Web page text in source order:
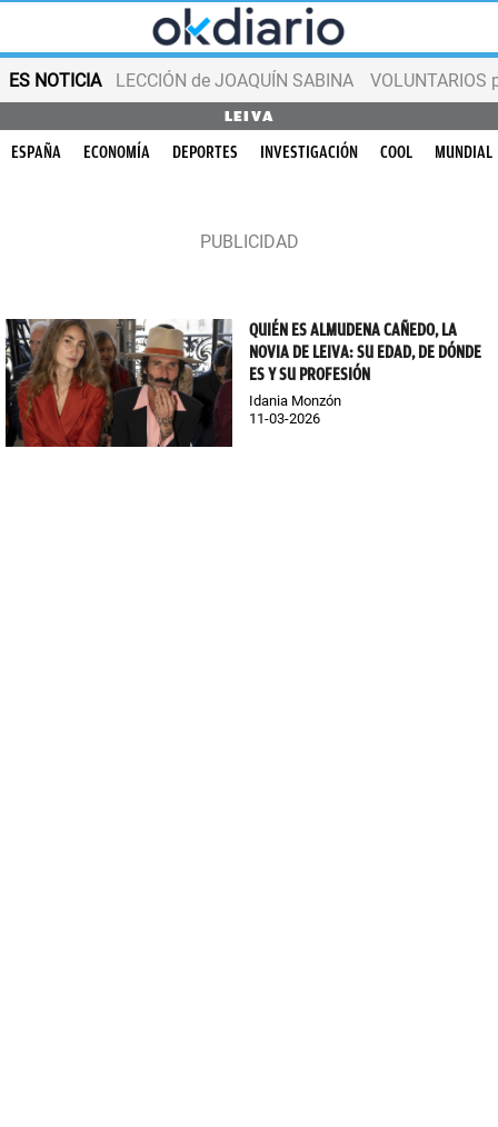
ES NOTICIA LECCIÓN de JOAQUÍN SABINA VOLUNTARIOS
LEIVA
ESPAÑA ECONOMÍA DEPORTES INVESTIGACIÓN COOL MUNDIAL
QUIÉN ES ALMUDENA CAÑEDO, LA
NOVIA DE LEIVA: SU EDAD, DE DÓNDE
ES Y SU PROFESIÓN
Idania Monzón
11-03-2026